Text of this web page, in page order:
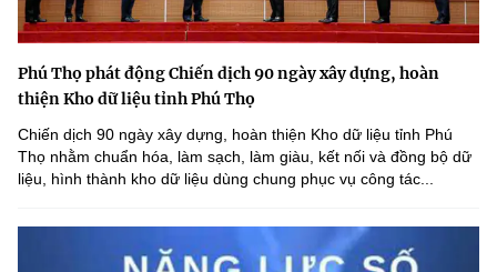
Phú Thọ phát động Chiến dịch 90 ngày xây dựng, hoàn
thiện Kho dữ liệu tỉnh Phú Thọ
Chiến dịch 90 ngày xây dựng, hoàn thiện Kho dữ liệu tỉnh Phú
Thọ nhằm chuẩn hóa, làm sạch, làm giàu, kết nối và đồng bộ dữ
liệu, hình thành kho dữ liệu dùng chung phục vụ công tác...